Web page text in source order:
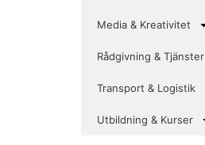
Media & Kreativitet
Rådgivning & Tjänster
Transport & Logistik
Utbildning & Kurser